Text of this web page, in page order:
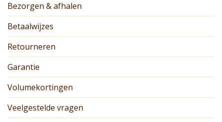
Bezorgen & afhalen
Betaalwijzes
Retourneren
Garantie
Volumekortingen
Veelgestelde vragen